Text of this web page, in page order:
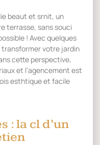
beaut et srnit, un
terrasse, sans souci
! Avec quelques
transformer votre jardin
cette perspective,
et l’agencement est
esthtique et facile
: la cl d’un